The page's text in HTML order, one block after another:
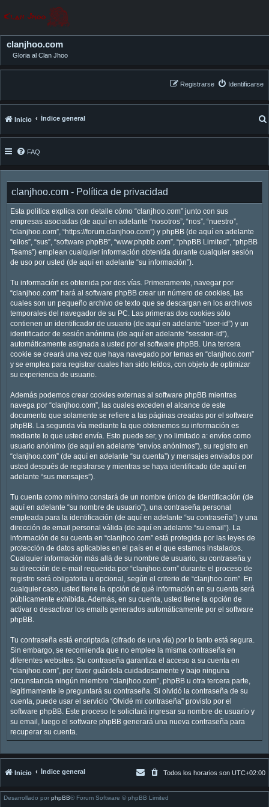
clanjhoo.com
Gloria al Clan Jhoo
Identificarse
Registrarse
Inicio Índice general
FAQ
clanjhoo.com - Política de privacidad
Esta política explica con detalle cómo “clanjhoo.com” junto con sus
empresas asociadas (de aquí en adelante “nosotros”, “nos”, “nuestro”,
“clanjhoo.com”, “https://forum.clanjhoo.com”) y phpBB (de aquí en adelante
“ellos”, “sus”, “software phpBB”, “www.phpbb.com”, “phpBB Limited”, “phpBB
Teams”) emplean cualquier información obtenida durante cualquier sesión
de uso por usted (de aquí en adelante “su información”).
Tu información es obtenida por dos vías. Primeramente, navegar por
“clanjhoo.com” hará al software phpBB crear un número de cookies, las
cuales son un pequeño archivo de texto que se descargan en los archivos
temporales del navegador de su PC. Las primeras dos cookies sólo
contienen un identificador de usuario (de aquí en adelante “user-id”) y un
identificador de sesión anónima (de aquí en adelante “session-id”),
automáticamente asignada a usted por el software phpBB. Una tercera
cookie se creará una vez que haya navegado por temas en “clanjhoo.com”
y se emplea para registrar cuales han sido leídos, con objeto de optimizar
su experiencia de usuario.
Además podemos crear cookies externas al software phpBB mientras
navega por “clanjhoo.com”, las cuales exceden el alcance de este
documento que solamente se refiere a las páginas creadas por el software
phpBB. La segunda vía mediante la que obtenemos su información es
mediante lo que usted envía. Esto puede ser, y no limitado a: envíos como
usuario anónimo (de aquí en adelante “envíos anónimos”), su registro en
“clanjhoo.com” (de aquí en adelante “su cuenta”) y mensajes enviados por
usted después de registrarse y mientras se haya identificado (de aquí en
adelante “sus mensajes”).
Tu cuenta como mínimo constará de un nombre único de identificación (de
aquí en adelante “su nombre de usuario”), una contraseña personal
empleada para la identificación (de aquí en adelante “su contraseña”) y una
dirección de email personal válida (de aquí en adelante “su email”). La
información de su cuenta en “clanjhoo.com” está protegida por las leyes de
protección de datos aplicables en el país en el que estamos instalados.
Cualquier información más allá de su nombre de usuario, su contraseña y
su dirección de e-mail requerida por “clanjhoo.com” durante el proceso de
registro será obligatoria u opcional, según el criterio de “clanjhoo.com”. En
cualquier caso, usted tiene la opción de qué información en su cuenta será
públicamente exhibida. Además, en su cuenta, usted tiene la opción de
activar o desactivar los emails generados automáticamente por el software
phpBB.
Tu contraseña está encriptada (cifrado de una vía) por lo tanto está segura.
Sin embargo, se recomienda que no emplee la misma contraseña en
diferentes websites. Su contraseña garantiza el acceso a su cuenta en
“clanjhoo.com”, por favor guárdela cuidadosamente y bajo ninguna
circunstancia ningún miembro “clanjhoo.com”, phpBB u otra tercera parte,
legítimamente le preguntará su contraseña. Si olvidó la contraseña de su
cuenta, puede usar el servicio “Olvidé mi contraseña” provisto por el
software phpBB. Este proceso le solicitará ingresar su nombre de usuario y
su email, luego el software phpBB generará una nueva contraseña para
recuperar su cuenta.
Inicio Índice general Todos los horarios son UTC+02:00
Desarrollado por phpBB® Forum Software © phpBB Limited